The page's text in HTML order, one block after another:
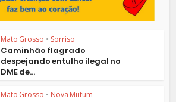
Mato Grosso • Sorriso
Caminhão flagrado
despejando entulho ilegal no
DME de...
Mato Grosso • Nova Mutum